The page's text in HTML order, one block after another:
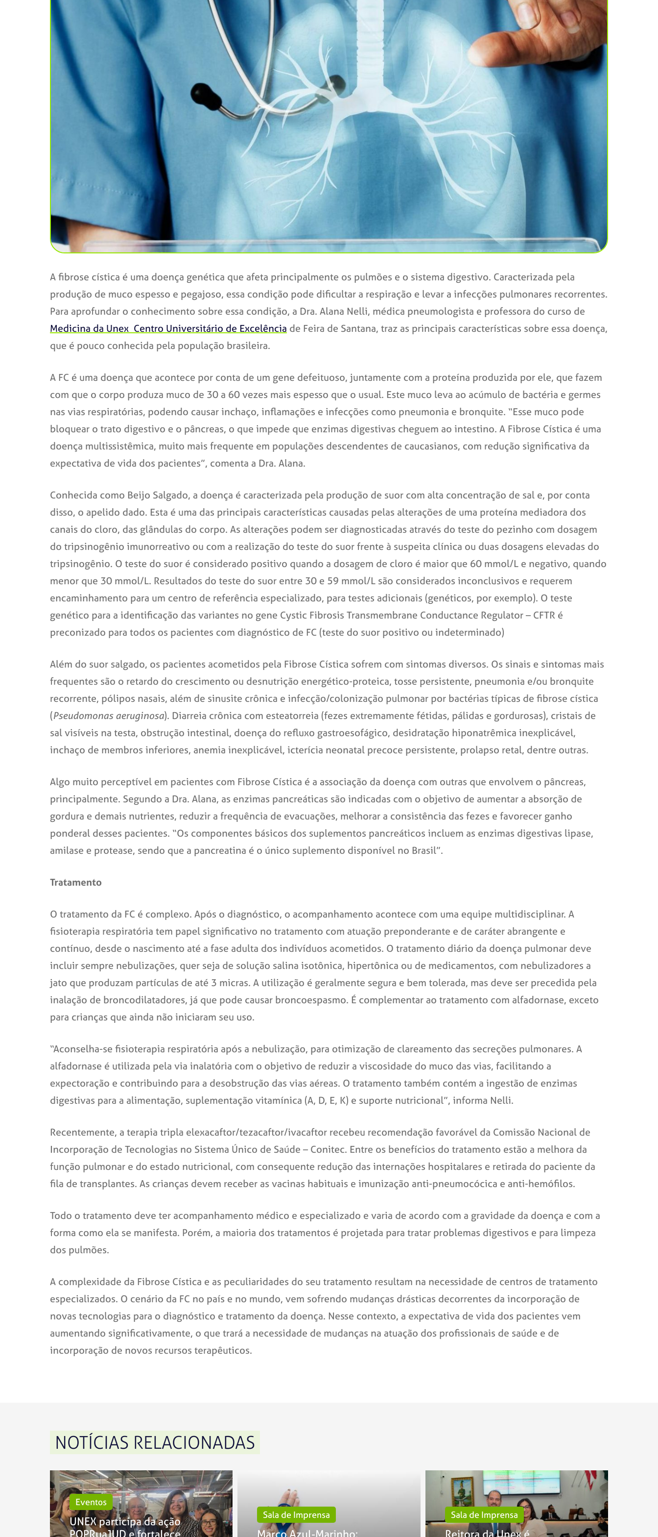
A fibrose cística é uma doença genética que afeta principalmente os pulmões e o sistema digestivo. Caracterizada pela
produção de muco espesso e pegajoso, essa condição pode dificultar a respiração e levar a infecções pulmonares recorrentes.
Para aprofundar o conhecimento sobre essa condição, a Dra. Alana Nelli, médica pneumologista e professora do curso de
Medicina da Unex Centro Universitário de Excelência de Feira de Santana, traz as principais características sobre essa doença,
que é pouco conhecida pela população brasileira.
A FC é uma doença que acontece por conta de um gene defeituoso, juntamente com a proteína produzida por ele, que fazem
com que o corpo produza muco de 30 a 60 vezes mais espesso que o usual. Este muco leva ao acúmulo de bactéria e germes
nas vias respiratórias, podendo causar inchaço, inflamações e infecções como pneumonia e bronquite. “Esse muco pode
bloquear o trato digestivo e o pâncreas, o que impede que enzimas digestivas cheguem ao intestino. A Fibrose Cística é uma
doença multissistêmica, muito mais frequente em populações descendentes de caucasianos, com redução significativa da
expectativa de vida dos pacientes”, comenta a Dra. Alana.
Conhecida como Beijo Salgado, a doença é caracterizada pela produção de suor com alta concentração de sal e, por conta
disso, o apelido dado. Esta é uma das principais características causadas pelas alterações de uma proteína mediadora dos
canais do cloro, das glândulas do corpo. As alterações podem ser diagnosticadas através do teste do pezinho com dosagem
do tripsinogênio imunorreativo ou com a realização do teste do suor frente à suspeita clínica ou duas dosagens elevadas do
tripsinogênio. O teste do suor é considerado positivo quando a dosagem de cloro é maior que 60 mmol/L e negativo, quando
menor que 30 mmol/L. Resultados do teste do suor entre 30 e 59 mmol/L são considerados inconclusivos e requerem
encaminhamento para um centro de referência especializado, para testes adicionais (genéticos, por exemplo). O teste
genético para a identificação das variantes no gene Cystic Fibrosis Transmembrane Conductance Regulator – CFTR é
preconizado para todos os pacientes com diagnóstico de FC (teste do suor positivo ou indeterminado)
Além do suor salgado, os pacientes acometidos pela Fibrose Cística sofrem com sintomas diversos. Os sinais e sintomas mais
frequentes são o retardo do crescimento ou desnutrição energético-proteica, tosse persistente, pneumonia e/ou bronquite
recorrente, pólipos nasais, além de sinusite crônica e infecção/colonização pulmonar por bactérias típicas de fibrose cística
(Pseudomonas aeruginosa). Diarreia crônica com esteatorreia (fezes extremamente fétidas, pálidas e gordurosas), cristais de
sal visíveis na testa, obstrução intestinal, doença do refluxo gastroesofágico, desidratação hiponatrêmica inexplicável,
inchaço de membros inferiores, anemia inexplicável, icterícia neonatal precoce persistente, prolapso retal, dentre outras.
Algo muito perceptível em pacientes com Fibrose Cística é a associação da doença com outras que envolvem o pâncreas,
principalmente. Segundo a Dra. Alana, as enzimas pancreáticas são indicadas com o objetivo de aumentar a absorção de
gordura e demais nutrientes, reduzir a frequência de evacuações, melhorar a consistência das fezes e favorecer ganho
ponderal desses pacientes. “Os componentes básicos dos suplementos pancreáticos incluem as enzimas digestivas lipase,
amilase e protease, sendo que a pancreatina é o único suplemento disponível no Brasil”.
Tratamento
O tratamento da FC é complexo. Após o diagnóstico, o acompanhamento acontece com uma equipe multidisciplinar. A
fisioterapia respiratória tem papel significativo no tratamento com atuação preponderante e de caráter abrangente e
contínuo, desde o nascimento até a fase adulta dos indivíduos acometidos. O tratamento diário da doença pulmonar deve
incluir sempre nebulizações, quer seja de solução salina isotônica, hipertônica ou de medicamentos, com nebulizadores a
jato que produzam partículas de até 3 micras. A utilização é geralmente segura e bem tolerada, mas deve ser precedida pela
inalação de broncodilatadores, já que pode causar broncoespasmo. É complementar ao tratamento com alfadornase, exceto
para crianças que ainda não iniciaram seu uso.
“Aconselha-se fisioterapia respiratória após a nebulização, para otimização de clareamento das secreções pulmonares. A
alfadornase é utilizada pela via inalatória com o objetivo de reduzir a viscosidade do muco das vias, facilitando a
expectoração e contribuindo para a desobstrução das vias aéreas. O tratamento também contém a ingestão de enzimas
digestivas para a alimentação, suplementação vitamínica (A, D, E, K) e suporte nutricional”, informa Nelli.
Recentemente, a terapia tripla elexacaftor/tezacaftor/ivacaftor recebeu recomendação favorável da Comissão Nacional de
Incorporação de Tecnologias no Sistema Único de Saúde – Conitec. Entre os benefícios do tratamento estão a melhora da
função pulmonar e do estado nutricional, com consequente redução das internações hospitalares e retirada do paciente da
fila de transplantes. As crianças devem receber as vacinas habituais e imunização anti-pneumocócica e anti-hemófilos.
Todo o tratamento deve ter acompanhamento médico e especializado e varia de acordo com a gravidade da doença e com a
forma como ela se manifesta. Porém, a maioria dos tratamentos é projetada para tratar problemas digestivos e para limpeza
dos pulmões.
A complexidade da Fibrose Cística e as peculiaridades do seu tratamento resultam na necessidade de centros de tratamento
especializados. O cenário da FC no país e no mundo, vem sofrendo mudanças drásticas decorrentes da incorporação de
novas tecnologias para o diagnóstico e tratamento da doença. Nesse contexto, a expectativa de vida dos pacientes vem
aumentando significativamente, o que trará a necessidade de mudanças na atuação dos profissionais de saúde e de
incorporação de novos recursos terapêuticos.
NOTÍCIAS RELACIONADAS
Eventos
UNEX participa da ação
POPRuaJUD e fortalece
Sala de Imprensa
Março Azul-Marinho:
Sala de Imprensa
Reitora da Unex é